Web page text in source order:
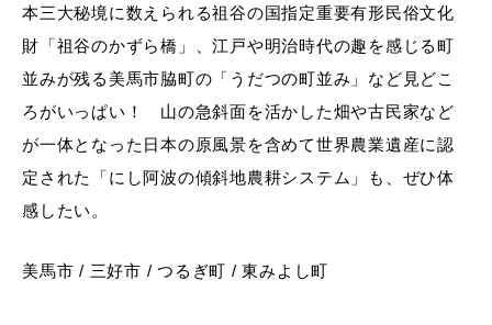
本三大秘境に数えられる祖谷の国指定重要有形民俗文化
財「祖谷のかずら橋」、江戸や明治時代の趣を感じる町
並みが残る美馬市脇町の「うだつの町並み」など見どこ
ろがいっぱい！ 山の急斜面を活かした畑や古民家など
が一体となった日本の原風景を含めて世界農業遺産に認
定された「にし阿波の傾斜地農耕システム」も、ぜひ体
感したい。
美馬市 / 三好市 / つるぎ町 / 東みよし町